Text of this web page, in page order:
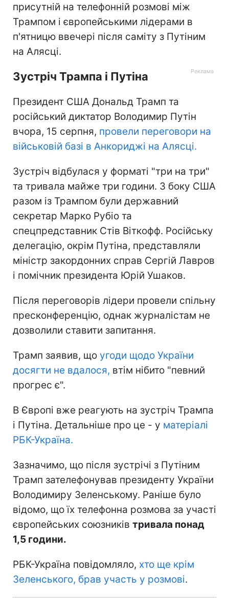
присутній на телефонній розмові між
Трампом і європейськими лідерами в
п'ятницю ввечері після саміту з Путіним
на Алясці.
Зустріч Трампа і Путіна
Президент США Дональд Трамп та
російський диктатор Володимир Путін
вчора, 15 серпня, провели переговори на
військовій базі в Анкориджі на Алясці.
Зустріч відбулася у форматі "три на три"
та тривала майже три години. З боку США
разом із Трампом були державний
секретар Марко Рубіо та
спецпредставник Стів Віткофф. Російську
делегацію, окрім Путіна, представляли
міністр закордонних справ Сергій Лавров
і помічник президента Юрій Ушаков.
Після переговорів лідери провели спільну
пресконференцію, однак журналістам не
дозволили ставити запитання.
Трамп заявив, що угоди щодо України
досягти не вдалося, втім нібито "певний
прогрес є".
В Європі вже реагують на зустріч Трампа
і Путіна. Детальніше про це - у матеріалі
РБК-Україна.
Зазначимо, що після зустрічі з Путіним
Трамп зателефонував президенту України
Володимиру Зеленському. Раніше було
відомо, що їх телефонна розмова за участі
європейських союзників тривала понад
1,5 години.
РБК-Україна повідомляло, хто ще крім
Зеленського, брав участь у розмові.